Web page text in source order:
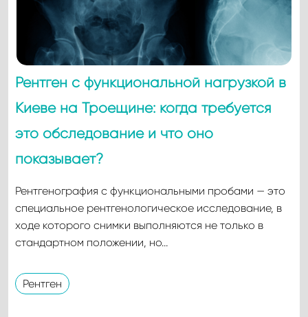
Рентген с функциональной нагрузкой в
Киеве на Троещине: когда требуется
это обследование и что оно
показывает?
Рентгенография с функциональными пробами — это
специальное рентгенологическое исследование, в
ходе которого снимки выполняются не только в
стандартном положении, но…
Рентген